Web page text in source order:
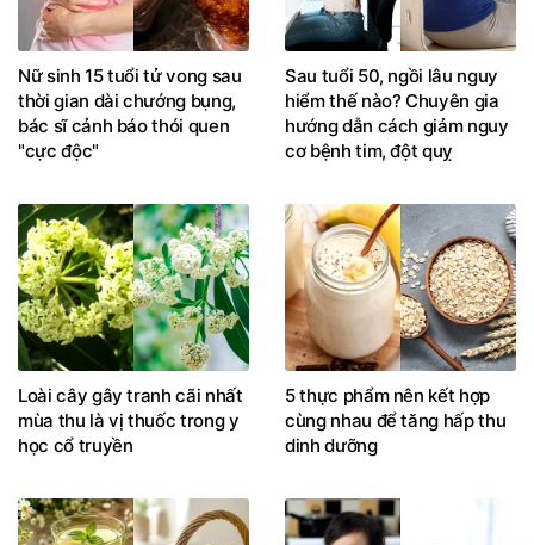
Nữ sinh 15 tuổi tử vong sau
thời gian dài chướng bụng,
bác sĩ cảnh báo thói quen
"cực độc"
Sau tuổi 50, ngồi lâu nguy
hiểm thế nào? Chuyên gia
hướng dẫn cách giảm nguy
cơ bệnh tim, đột quỵ
Loài cây gây tranh cãi nhất
mùa thu là vị thuốc trong y
học cổ truyền
5 thực phẩm nên kết hợp
cùng nhau để tăng hấp thu
dinh dưỡng